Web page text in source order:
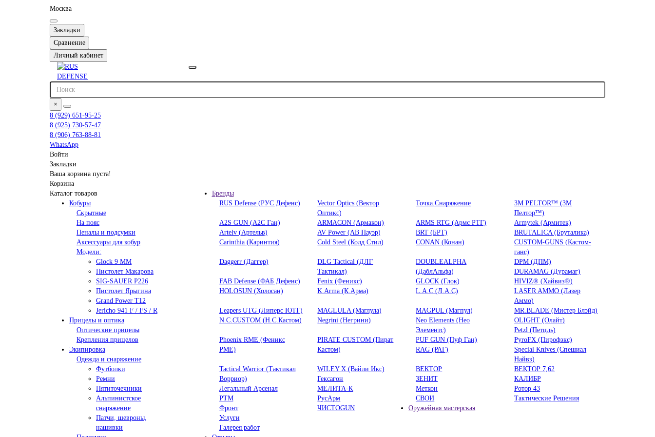
Москва
Закладки
Сравнение
Личный кабинет
×
8 (929) 651-95-25
8 (925) 730-57-47
8 (906) 763-88-81
WhatsApp
Войти
Закладки
Ваша корзина пуста!
Корзина
Каталог товаров
Кобуры
Скрытные
На пояс
Пеналы и подсумки
Аксессуары для кобур
Модели:
Glock 9 ММ
Пистолет Макарова
SIG-SAUER P226
Пистолет Ярыгина
Grand Power T12
Jericho 941 F / FS / R
Прицелы и оптика
Оптические прицелы
Крепления прицелов
Экипировка
Одежда и снаряжение
Футболки
Ремни
Пятиточечники
Альпинистское
снаряжение
Патчи, шевроны,
нашивки
Бренды
RUS Defense (РУС Дефенс)
Vector Optics (Вектор
Оптикc)
Точка.Снаряжение
3М PELTOR™ (3М
Пелтор™)
A2S GUN (А2С Ган)
ARMACON (Армакон) ARMS RTG (Армс РТГ)
Armytek (Армитек)
Artelv (Артельв)
AV Power (АВ Пауэр) BRT (БРТ)
BRUTALICA (Бруталика)
Carinthia (Каринтия)
Cold Steel (Колд Стил) CONAN (Конан)
CUSTOM-GUNS (Кастом-
ганс)
Daggerr (Даггер)
DLG Tactical (ДЛГ
Тактикал)
DOUBLEALPHA
(ДаблАльфа)
DPM (ДПМ)
DURAMAG (Дурамаг)
FAB Defense (ФАБ Дефенс)
Fenix (Феникс) GLOCK (Глок)
HIVIZ® (Хайвиз®)
HOLOSUN (Холосан)
K.Arma (К.Арма) L.A.C (Л.А.С)
LASER AMMO (Лазер
Аммо)
Leapers UTG (Липерс ЮТГ)
MAGLULA (Маглула) MAGPUL (Магпул)
MR.BLADE (Мистер Блэйд)
N.C.CUSTOM (Н.С.Кастом)
Negrini (Негрини)
Neo Elements (Нео
Элементс)
OLIGHT (Олайт)
Petzl (Петцль)
Phoenix RME (Феникс
РМЕ)
PIRATE CUSTOM (Пират
Кастом)
PUF GUN (Пуф Ган)
PyroFX (Пирофэкс)
RAG (РАГ)
Special Knives (Спешиал
Найвз)
Tactical Warrior (Тактикал
Ворриор)
WILEY X (Вайли Икс) ВЕКТОР
ВЕКТОР 7,62
Гексагон
ЗЕНИТ
КАЛИБР
Легальный Арсенал
МЕЛИТА-К Меткон
Ротор 43
РТМ
РусАрм СВОИ
Тактические Решения
Фронт
ЧИСТОGUN
Оружейная мастерская
Услуги
Галерея работ